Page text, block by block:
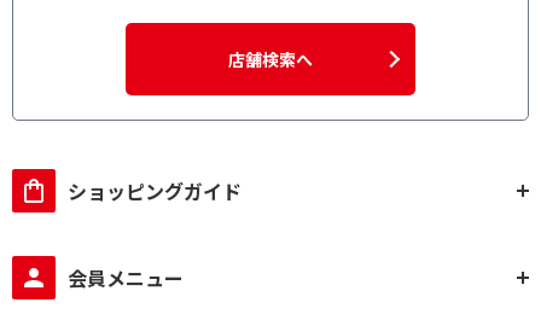
店舗検索へ
ショッピングガイド
会員メニュー